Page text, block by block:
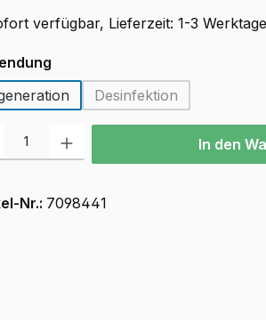
verfügbar, Lieferzeit: 1-3 Werktage
Desinfektion
(Diese Option ist
Anzahl: Gib den gewünschten Wert ein
In den
Nr.: 7098441